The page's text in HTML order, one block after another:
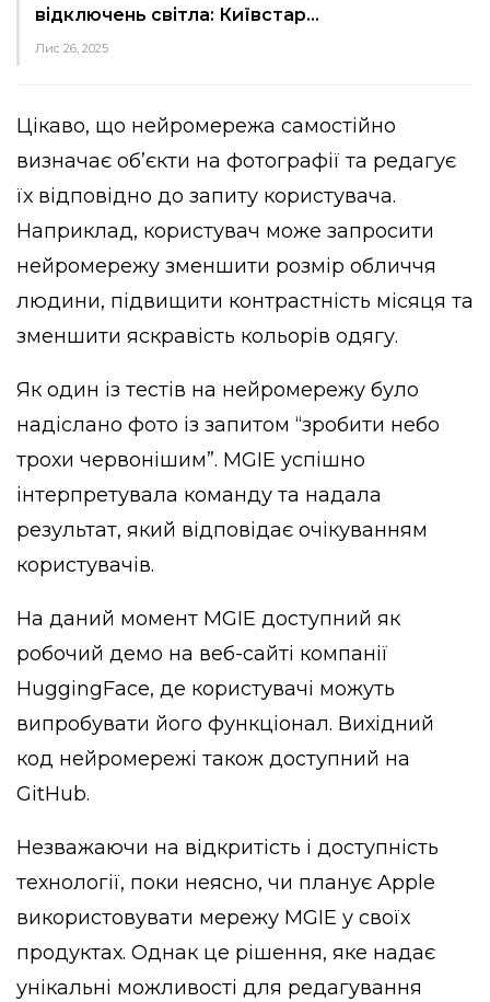
відключень світла: Київстар…
Лис 26, 2025
Цікаво, що нейромережа самостійно
визначає об’єкти на фотографії та редагує
їх відповідно до запиту користувача.
Наприклад, користувач може запросити
нейромережу зменшити розмір обличчя
людини, підвищити контрастність місяця та
зменшити яскравість кольорів одягу.
Як один із тестів на нейромережу було
надіслано фото із запитом “зробити небо
трохи червонішим”. MGIE успішно
інтерпретувала команду та надала
результат, який відповідає очікуванням
користувачів.
На даний момент MGIE доступний як
робочий демо на веб-сайті компанії
HuggingFace, де користувачі можуть
випробувати його функціонал. Вихідний
код нейромережі також доступний на
GitHub.
Незважаючи на відкритість і доступність
технології, поки неясно, чи планує Apple
використовувати мережу MGIE у своїх
продуктах. Однак це рішення, яке надає
унікальні можливості для редагування